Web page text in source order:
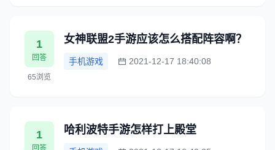
1
回答
65浏览
女神联盟2手游应该怎么搭配阵容啊？
手机游戏 2021-12-17 18:40:08
1
回答
哈利波特手游怎样打上殿堂